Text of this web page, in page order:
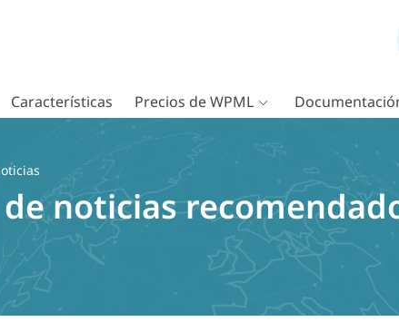
Características Precios de WPML
de noticias